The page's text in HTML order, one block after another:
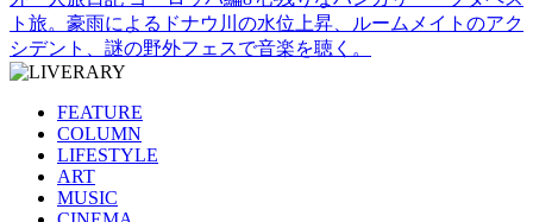
ト旅。豪雨によるドナウ川の水位上昇、ルームメイトのアク
シデント、謎の野外フェスで音楽を聴く。
FEATURE
COLUMN
LIFESTYLE
ART
MUSIC